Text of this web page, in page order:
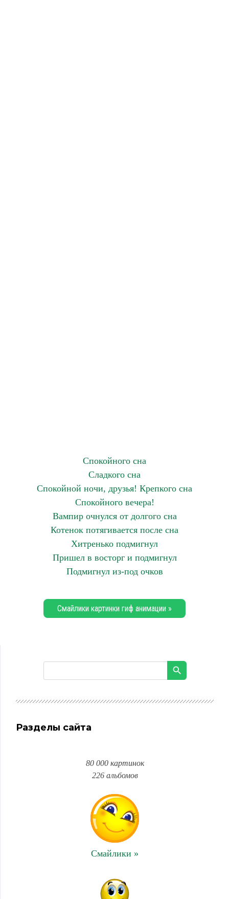
Спокойного сна
Сладкого сна
Спокойной ночи, друзья! Крепкого сна
Спокойного вечера!
Вампир очнулся от долгого сна
Котенок потягивается после сна
Хитренько подмигнул
Пришел в восторг и подмигнул
Подмигнул из-под очков
Смайлики картинки гиф анимации »
Разделы сайта
80 000 картинок
226 альбомов
Смайлики »